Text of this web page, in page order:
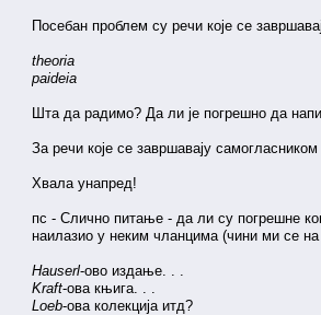
Посебан проблем су речи које се
theoria
paideia
Шта да радимо? Да ли је погрешно да
За речи које се завршавају
Хвала унапред!
пс - Слично питање - да ли су погрешне
наилазио у неким чланцима (чини ми се
Hauserl-ово издање. . .
Kraft-ова књига. . .
Loeb-ова колекција итд?